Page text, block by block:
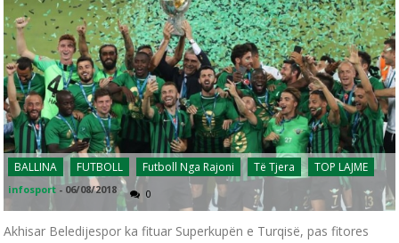
BALLINA FUTBOLL Futboll Nga Rajoni Të Tjera TOP LAJME
infosport - 06/08/2018 0
Akhisar Beledijespor ka fituar Superkupën e Turqisë, pas fitores